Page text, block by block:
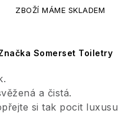
ZBOŽÍ MÁME SKLADEM
Somerset Toiletry
a čistá.
si tak pocit luxusu